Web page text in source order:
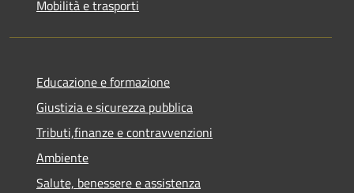
Mobilità e trasporti
Educazione e formazione
Giustizia e sicurezza pubblica
Tributi,finanze e contravvenzioni
Ambiente
Salute, benessere e assistenza